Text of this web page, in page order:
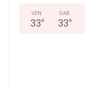
VEN
33°
SAB
33°